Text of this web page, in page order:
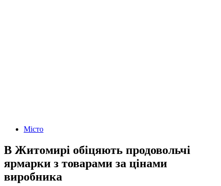
Місто
В Житомирі обіцяють продовольчі
ярмарки з товарами за цінами
виробника